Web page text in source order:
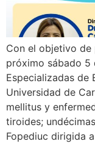
Con el objetivo de
próximo sábado 5
Especializadas de
Universidad de
mellitus y
tiroides;
Fopediuc dirigida